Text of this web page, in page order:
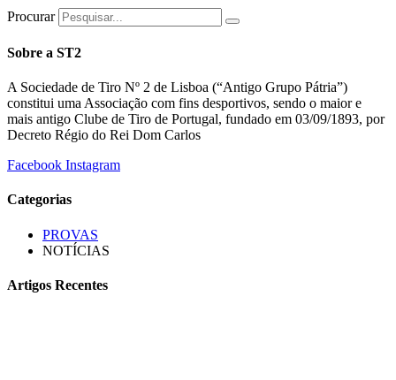
Procurar
Sobre a ST2
A Sociedade de Tiro Nº 2 de Lisboa (“Antigo Grupo Pátria”)
constitui uma Associação com fins desportivos, sendo o maior e
mais antigo Clube de Tiro de Portugal, fundado em 03/09/1893, por
Decreto Régio do Rei Dom Carlos
Facebook Instagram
Categorias
PROVAS
NOTÍCIAS
Artigos Recentes